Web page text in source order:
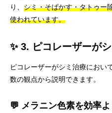
り、 シミ・そばかす・タトゥー
使われています。
✨ 3. ピコレーザーが
ピコレーザーがシミ治療におい
数の観点から説明できます。
💬 メラニン色素を効率